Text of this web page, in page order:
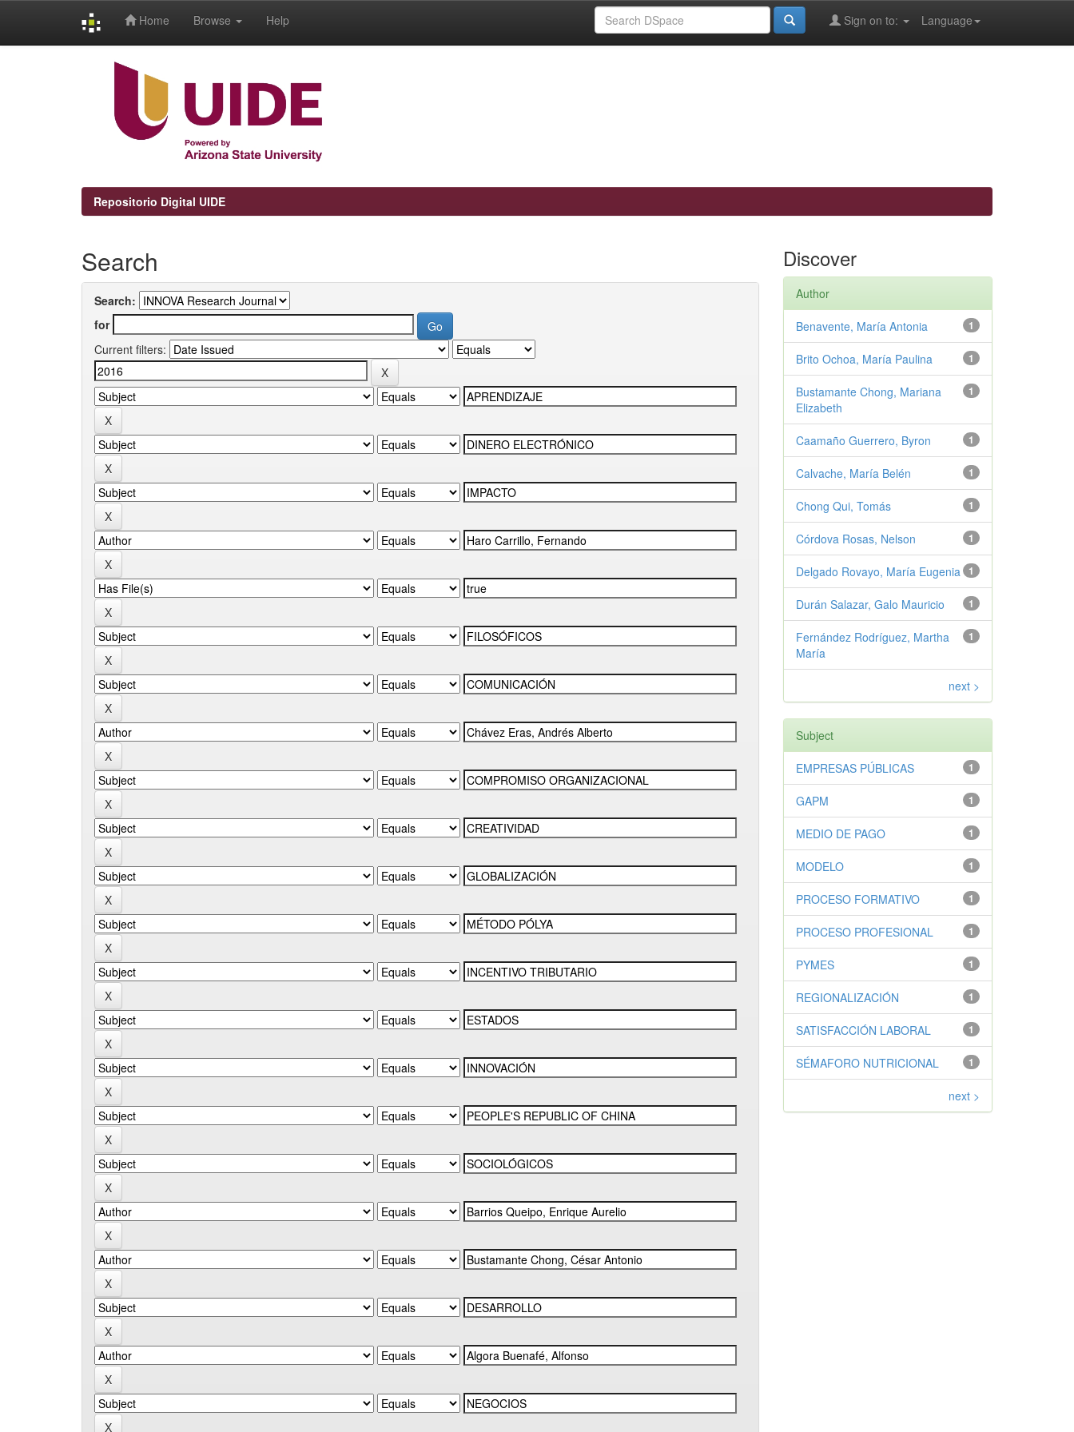
Home Browse Help Language
Sign on to:
Repositorio Digital UIDE
Search
Search:
for
Current filters:
Discover
Author
1
Benavente, María Antonia
1
Brito Ochoa, María Paulina
1
Bustamante Chong, Mariana
Elizabeth
1
Caamaño Guerrero, Byron
1
Calvache, María Belén
1
Chong Qui, Tomás
1
Córdova Rosas, Nelson
1
Delgado Rovayo, María Eugenia
1
Durán Salazar, Galo Mauricio
1
Fernández Rodríguez, Martha
María
next >
Subject
1
EMPRESAS PÚBLICAS
1
GAPM
1
MEDIO DE PAGO
1
MODELO
1
PROCESO FORMATIVO
1
PROCESO PROFESIONAL
1
PYMES
1
REGIONALIZACIÓN
1
SATISFACCIÓN LABORAL
1
SÉMAFORO NUTRICIONAL
next >